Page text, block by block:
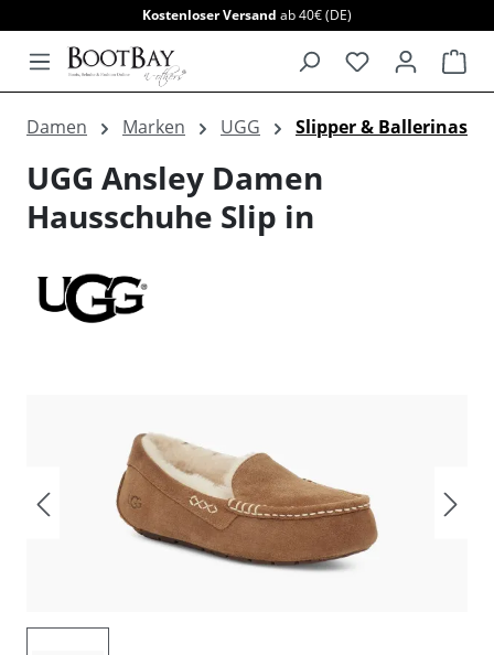
Kostenloser Versand ab 40€ (DE)
Damen Marken UGG Slipper & Ballerinas
UGG Ansley Damen
Hausschuhe Slip in